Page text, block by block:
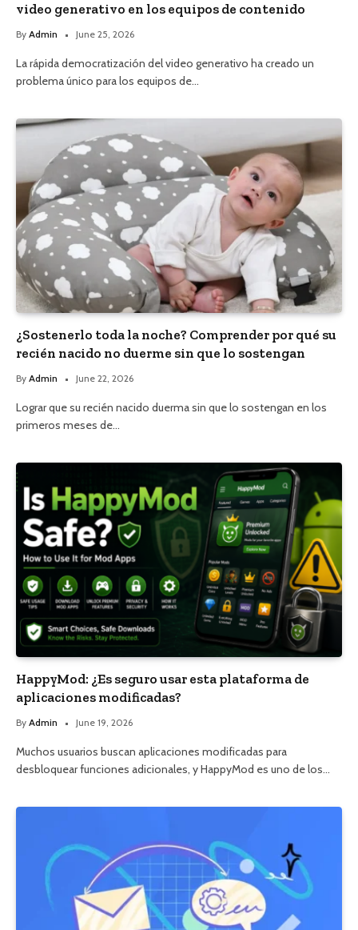
video generativo en los equipos de contenido
By Admin June 25, 2026
La rápida democratización del video generativo ha creado un
problema único para los equipos de…
¿Sostenerlo toda la noche? Comprender por qué su
recién nacido no duerme sin que lo sostengan
By Admin June 22, 2026
Lograr que su recién nacido duerma sin que lo sostengan en los
primeros meses de…
HappyMod: ¿Es seguro usar esta plataforma de
aplicaciones modificadas?
By Admin June 19, 2026
Muchos usuarios buscan aplicaciones modificadas para
desbloquear funciones adicionales, y HappyMod es uno de los…